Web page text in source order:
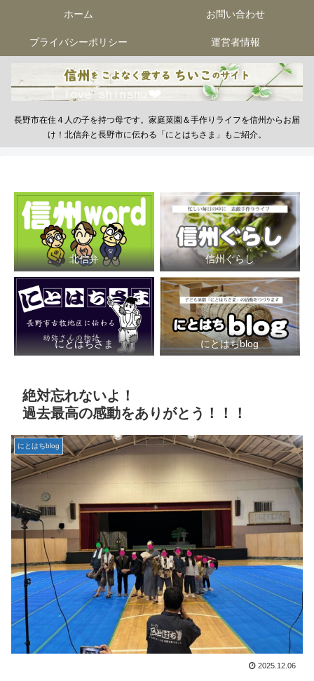
長野市在住４人の子を持つ母です。家庭菜園＆手作りライフを信州からお届
け！北信弁と長野市に伝わる「にとはちさま」もご紹介。
ホーム お問い合わせ
プライバシーポリシー 運営者情報
北信弁 信州ぐらし
にとはちさま にとはちblog
絶対忘れないよ！
過去最高の感動をありがとう！！！
にとはちblog
2025.12.06